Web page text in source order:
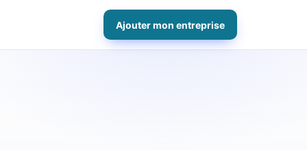
Ajouter mon entreprise